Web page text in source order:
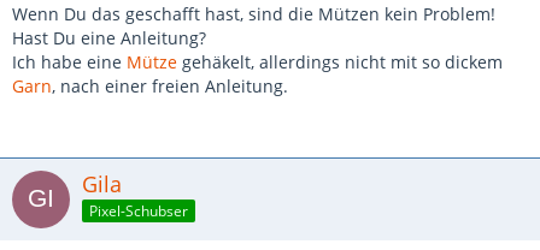
Wenn Du das geschafft hast, sind die Mützen kein Problem!
Hast Du eine Anleitung?
Ich habe eine Mütze gehäkelt, allerdings nicht mit so dickem
Garn, nach einer freien Anleitung.
Gila
Pixel-Schubser